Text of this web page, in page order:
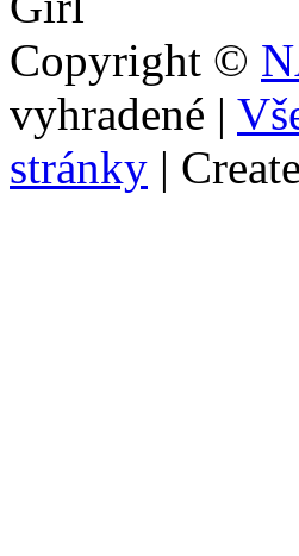
Copyright ©
vyhradené |
stránky |